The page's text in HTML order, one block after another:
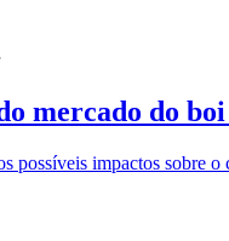
mercado do
impactos sobre